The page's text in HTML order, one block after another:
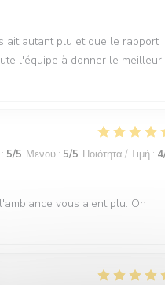
ait autant plu et que le rapport
l'équipe à donner le meilleur
: 5/5 Μενού : 5/5 Ποιότητα / Τιμή : 4
vous aient plu. On